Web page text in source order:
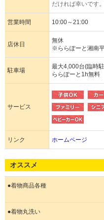
だければ幸いです。
営業時間 10:00～21:00
店休日
無休
※ららぽーと湘南
駐車場
最大4,000台(臨時
ららぽーと1h無料
サービス
リンク ホームページ
オススメ
●着物商品各種
●着物丸洗い